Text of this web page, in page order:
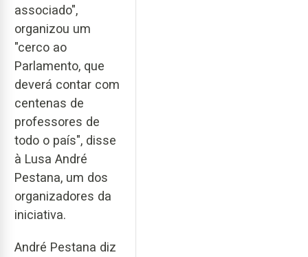
associado",
organizou um
"cerco ao
Parlamento, que
deverá contar com
centenas de
professores de
todo o país", disse
à Lusa André
Pestana, um dos
organizadores da
iniciativa.
André Pestana diz